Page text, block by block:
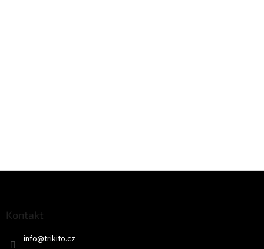
Kontakt
info@trikito.cz